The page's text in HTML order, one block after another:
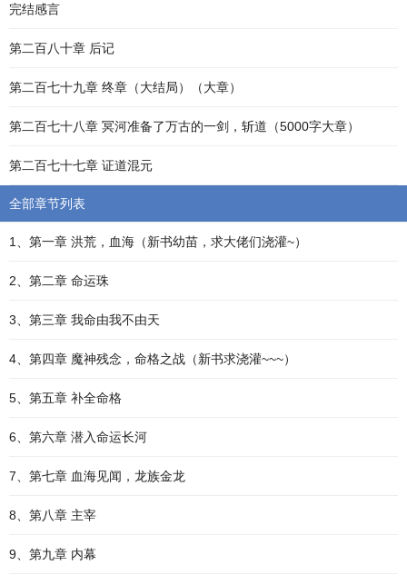
完结感言
第二百八十章 后记
第二百七十九章 终章（大结局）（大章）
第二百七十八章 冥河准备了万古的一剑，斩道（5000字大章）
第二百七十七章 证道混元
全部章节列表
1、第一章 洪荒，血海（新书幼苗，求大佬们浇灌~）
2、第二章 命运珠
3、第三章 我命由我不由天
4、第四章 魔神残念，命格之战（新书求浇灌~~~）
5、第五章 补全命格
6、第六章 潜入命运长河
7、第七章 血海见闻，龙族金龙
8、第八章 主宰
9、第九章 内幕